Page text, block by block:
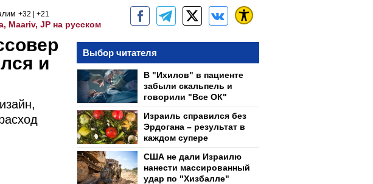
+32 +21
Maariv, JP на русском
и
Выбор читателя
В "Ихилов" в пациенте
забыли скальпель и
говорили "Все ОК"
Израиль справился без
Эрдогана – результат в
каждом супере
США не дали Израилю
нанести массированный
удар по "Хизбалле"